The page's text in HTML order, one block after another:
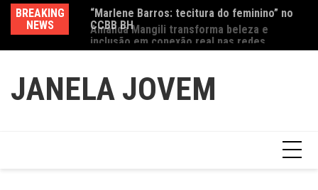
conteúdo
BREAKING
NEWS
Amanda Mangili transforma beleza e
inclusão em conexão real nas redes
JANELA JOVEM